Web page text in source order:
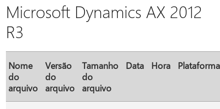
Microsoft Dynamics AX 2012
R3
Nome
do
arquivo
Versão
do
arquivo
Tamanho
do
arquivo
Data Hora Plataforma